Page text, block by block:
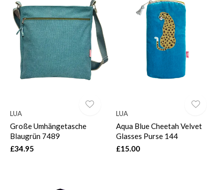
LUA
Große Umhängetasche
Blaugrün 7489
£34.95
LUA
Aqua Blue Cheetah Velvet
Glasses Purse 144
£15.00